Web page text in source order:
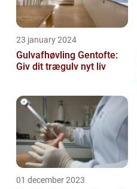
23 january 2024
Gulvafhøvling Gentofte:
Giv dit trægulv nyt liv
01 december 2023